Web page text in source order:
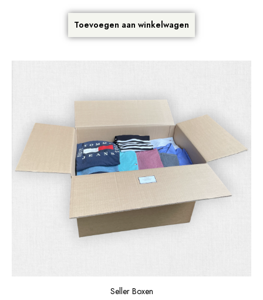
Toevoegen aan winkelwagen
Seller Boxen